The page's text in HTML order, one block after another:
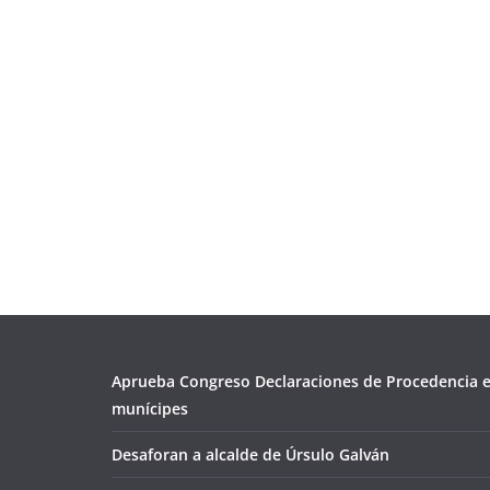
Aprueba Congreso Declaraciones de Procedencia
munícipes
Desaforan a alcalde de Úrsulo Galván